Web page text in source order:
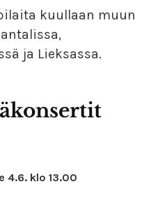
kuullaan muun
ja Lieksassa.
4.6. klo 13.00